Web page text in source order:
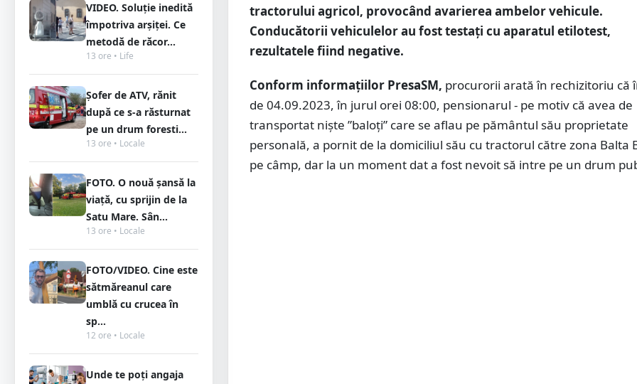
VIDEO. Soluție inedită
împotriva arșiței. Ce
metodă de răcor...
13 ore • Life
Șofer de ATV, rănit
după ce s-a răsturnat
pe un drum foresti...
13 ore • Locale
FOTO. O nouă șansă la
viață, cu sprijin de la
Satu Mare. Sân...
13 ore • Locale
FOTO/VIDEO. Cine este
sătmăreanul care
umblă cu crucea în
sp...
12 ore • Locale
Unde te poți angaja
tractorului agricol, provocând avarierea ambelor vehicule.
Conducătorii vehiculelor au fost testaţi cu aparatul etilotest,
rezultatele fiind negative.
Conform informațiilor PresaSM, procurorii arată în rechizitoriu că
de 04.09.2023, în jurul orei 08:00, pensionarul - pe motiv că avea de
transportat niște ”baloți” care se aflau pe pământul său proprietate
personală, a pornit de la domiciliul său cu tractorul către zona Balta
pe câmp, dar la un moment dat a fost nevoit să intre pe un drum